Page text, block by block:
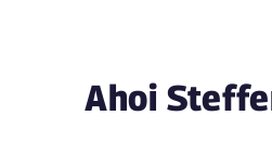
Ahoi